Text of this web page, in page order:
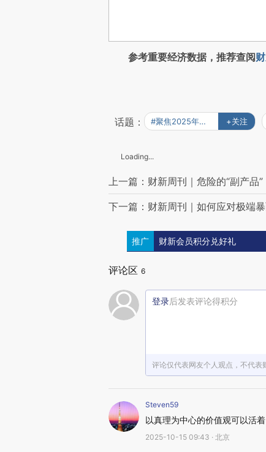
参考重要经济数据，推荐查阅
话题： #聚焦2025年诺贝尔奖 +关注
Loading...
上一篇：财新周刊｜危险的“副产品”
下一篇：财新周刊｜如何应对极端
推广 财新会员积分兑好礼
评论区 6
登录后发表评论得积分
评论仅代表网友个人观点，不代表
Steven59
以真理为中心的价值观可以活
2025-10-15 09:43 · 北京